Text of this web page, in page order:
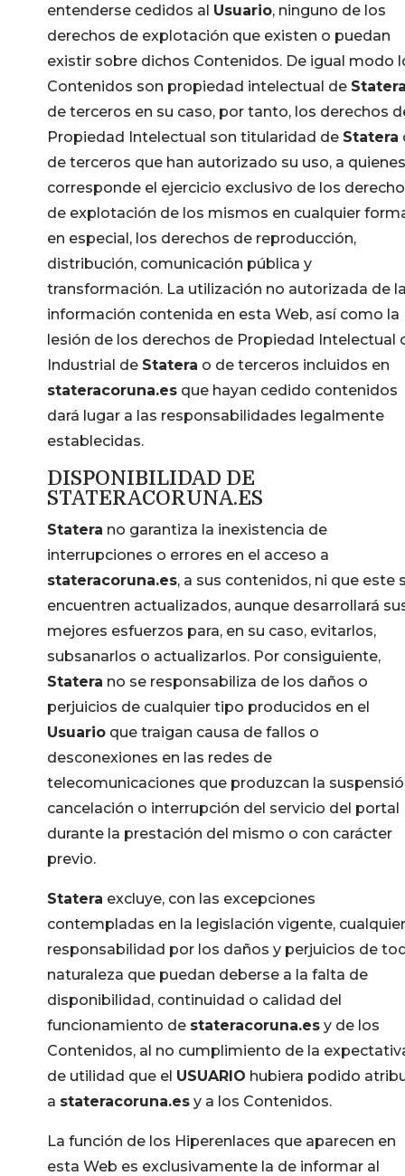
entenderse cedidos al Usuario, ninguno de los
derechos de explotación que existen o puedan
existir sobre dichos Contenidos. De igual modo
Contenidos son propiedad intelectual de
de terceros en su caso, por tanto, los derechos
Propiedad Intelectual son titularidad de Statera
de terceros que han autorizado su uso, a quienes
corresponde el ejercicio exclusivo de los
de explotación de los mismos en cualquier
en especial, los derechos de reproducción,
distribución, comunicación pública y
transformación. La utilización no autorizada de
información contenida en esta Web, así como la
lesión de los derechos de Propiedad Intelectual
Industrial de Statera o de terceros incluidos en
stateracoruna.es que hayan cedido contenidos
dará lugar a las responsabilidades legalmente
establecidas.
DISPONIBILIDAD DE
STATERACORUNA.ES
Statera no garantiza la inexistencia de
interrupciones o errores en el acceso a
stateracoruna.es, a sus contenidos, ni que este
encuentren actualizados, aunque desarrollará
mejores esfuerzos para, en su caso, evitarlos,
subsanarlos o actualizarlos. Por consiguiente,
Statera no se responsabiliza de los daños o
perjuicios de cualquier tipo producidos en el
Usuario que traigan causa de fallos o
desconexiones en las redes de
telecomunicaciones que produzcan la
cancelación o interrupción del servicio del portal
durante la prestación del mismo o con carácter
previo.
Statera excluye, con las excepciones
contempladas en la legislación vigente, cualquier
responsabilidad por los daños y perjuicios de
naturaleza que puedan deberse a la falta de
disponibilidad, continuidad o calidad del
funcionamiento de stateracoruna.es y de los
Contenidos, al no cumplimiento de la
de utilidad que el USUARIO hubiera podido
a stateracoruna.es y a los Contenidos.
La función de los Hiperenlaces que aparecen en
esta Web es exclusivamente la de informar al